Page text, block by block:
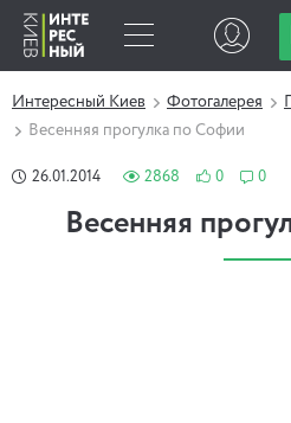
Интересный Киев Фотогалерея
Весенняя прогулка по Софии
26.01.2014 2868 0 0
Весенняя